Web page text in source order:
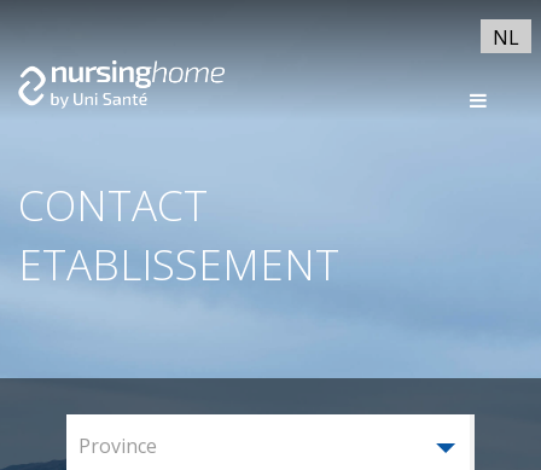
NL
CONTACT
ETABLISSEMENT
Province